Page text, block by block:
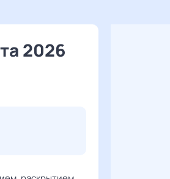
2026